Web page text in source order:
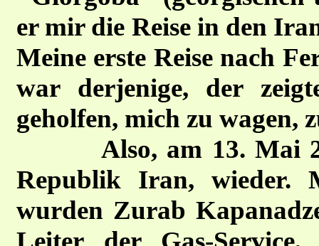
er mir die Reise in den
Meine erste Reise nach
war derjenige, der
geholfen, mich zu wagen,
Also, am 13. Mai
Republik Iran, wieder.
wurden Zurab